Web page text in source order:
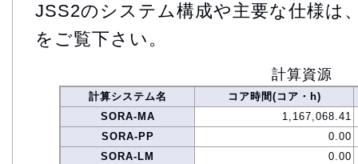
JSS2のシステム構成や主要な仕様は
をご覧下さい。
計算資源
計算システム名
コア時間(コア・h)
SORA-MA
1,167,068.41
SORA-PP
0.00
SORA-LM
0.00